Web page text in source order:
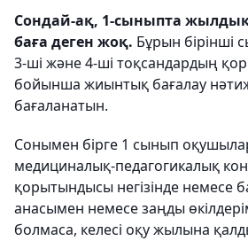
Сондай-ақ, 1-сыныпта
баға деген жоқ. Бұрын
3-ші және 4-ші тоқсандардың
бойынша жиынтық бағалау
бағаланатын.
Сонымен бірге 1 сынып
медициналық-педагогикалық
қорытындысы негізінде немесе
анасымен немесе заңды
болмаса, келесі оқу жылына